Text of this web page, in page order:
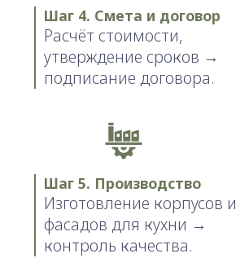
Шаг 4. Смета и договор
Расчёт стоимости,
утверждение сроков →
подписание договора.
Шаг 5. Производство
Изготовление корпусов и
фасадов для кухни →
контроль качества.